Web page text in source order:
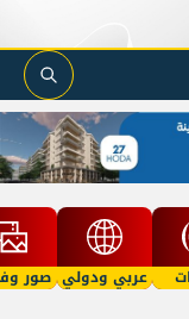
عربي ودولي صور